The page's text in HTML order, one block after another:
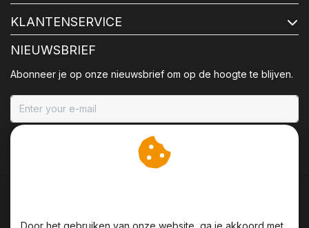
KLANTENSERVICE
NIEUWSBRIEF
Abonneer je op onze nieuwsbrief om op de hoogte te blijven.
Door het gebruiken van onze website, ga je akkoord met